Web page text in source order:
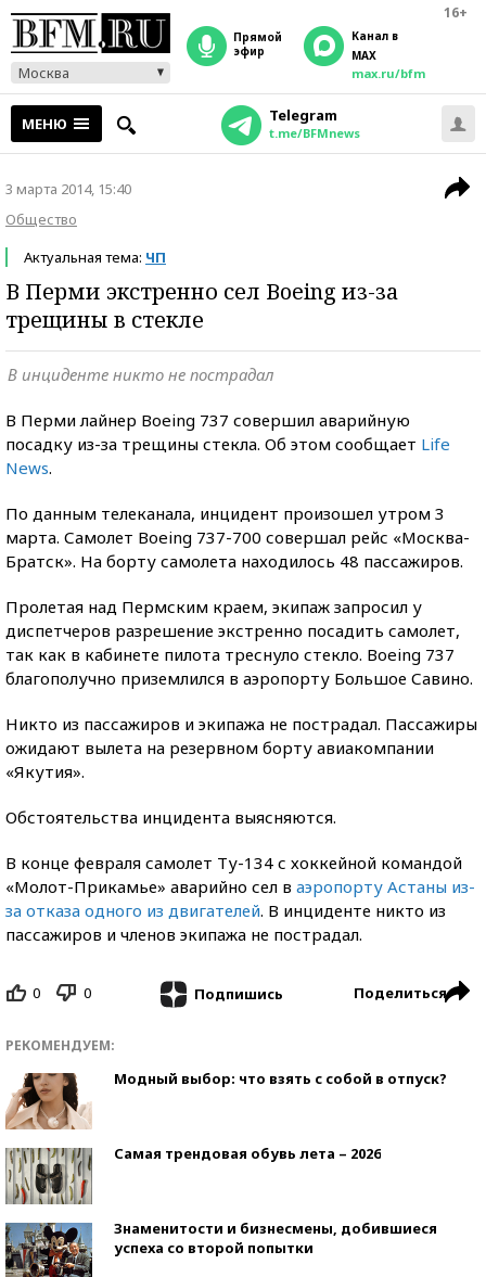
16+
Москва
прямой
эфир
Канал в
MAX
max.ru/bfm
МЕНЮ Telegram
t.me/BFMnews
3 марта 2014, 15:40
Общество
Актуальная тема: ЧП
В Перми экстренно сел Boeing из-за
трещины в стекле
В инциденте никто не пострадал
В Перми лайнер Boeing 737 совершил аварийную
посадку из-за трещины стекла. Об этом сообщает Life
News.
По данным телеканала, инцидент произошел утром 3
марта. Самолет Boeing 737-700 совершал рейс «Москва-
Братск». На борту самолета находилось 48 пассажиров.
Пролетая над Пермским краем, экипаж запросил у
диспетчеров разрешение экстренно посадить самолет,
так как в кабинете пилота треснуло стекло. Boeing 737
благополучно приземлился в аэропорту Большое Савино.
Никто из пассажиров и экипажа не пострадал. Пассажиры
ожидают вылета на резервном борту авиакомпании
«Якутия».
Обстоятельства инцидента выясняются.
В конце февраля самолет Ту-134 с хоккейной командой
«Молот-Прикамье» аварийно сел в аэропорту Астаны из-
за отказа одного из двигателей. В инциденте никто из
пассажиров и членов экипажа не пострадал.
0 0 Подпишись Поделиться
РЕКОМЕНДУЕМ:
Модный выбор: что взять с собой в отпуск?
Самая трендовая обувь лета – 2026
Знаменитости и бизнесмены, добившиеся
успеха со второй попытки